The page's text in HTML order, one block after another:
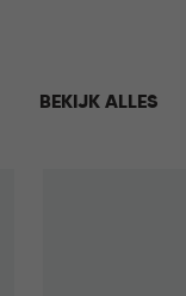
BEKIJK ALLES